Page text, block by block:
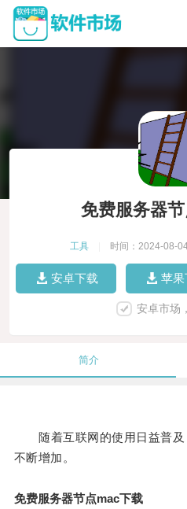
免费服务器
工具 时间：2024-08-
安卓下载 苹果
安卓市场
简介
随着互联网的使用日益普及
不断增加。
免费服务器节点mac下载